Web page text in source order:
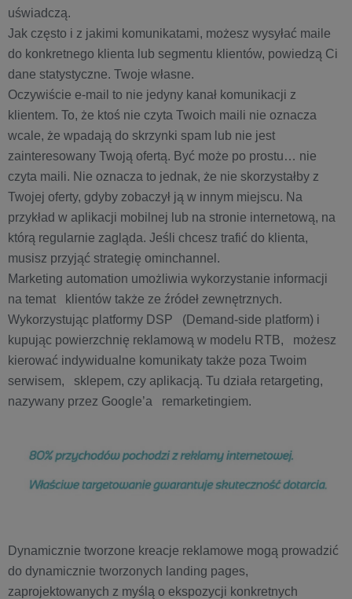
uświadczą.
Jak często i z jakimi komunikatami, możesz wysyłać maile
do konkretnego klienta lub segmentu klientów, powiedzą Ci
dane statystyczne. Twoje własne.
Oczywiście e-mail to nie jedyny kanał komunikacji z
klientem. To, że ktoś nie czyta Twoich maili nie oznacza
wcale, że wpadają do skrzynki spam lub nie jest
zainteresowany Twoją ofertą. Być może po prostu… nie
czyta maili. Nie oznacza to jednak, że nie skorzystałby z
Twojej oferty, gdyby zobaczył ją w innym miejscu. Na
przykład w aplikacji mobilnej lub na stronie internetową, na
którą regularnie zagląda. Jeśli chcesz trafić do klienta,
musisz przyjąć strategię ominchannel.
Marketing automation umożliwia wykorzystanie informacji
na temat klientów także ze źródeł zewnętrznych.
Wykorzystując platformy DSP (Demand-side platform) i
kupując powierzchnię reklamową w modelu RTB, możesz
kierować indywidualne komunikaty także poza Twoim
serwisem, sklepem, czy aplikacją. Tu działa retargeting,
nazywany przez Google’a remarketingiem.
Dynamicznie tworzone kreacje reklamowe mogą prowadzić
do dynamicznie tworzonych landing pages,
zaprojektowanych z myślą o ekspozycji konkretnych